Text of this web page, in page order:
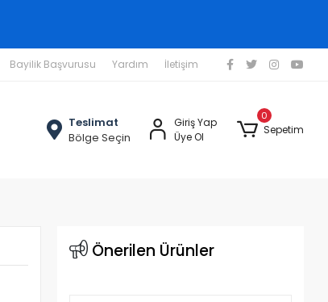
Bayilik Başvurusu Yardım İletişim
Teslimat
Bölge Seçin
Giriş Yap
Üye Ol
0
Sepetim
Önerilen Ürünler